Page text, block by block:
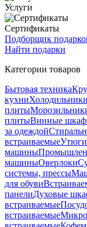
Услуги
Сертификаты
Подборщик
Найти подарки
Категории товаров
Бытовая техника
кухниХолодильники
плиты
плитыВинные
за одеждой
встраиваемыеУтюги
машины
машиныОверлоки
системы, прессы
для обуви
панелиДуховые
встраиваемые
встраиваемые